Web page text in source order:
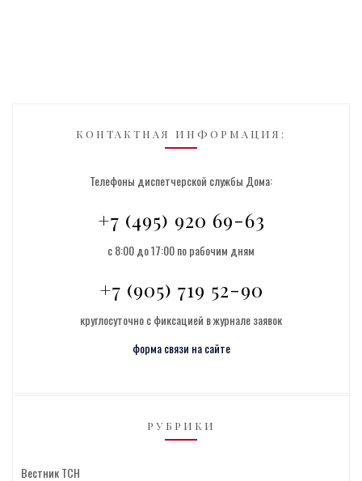
КОНТАКТНАЯ ИНФОРМАЦИЯ:
Телефоны диспетчерской службы Дома:
+7 (495) 920 69-63
с 8:00 до 17:00 по рабочим дням
+7 (905) 719 52-90
круглосуточно с фиксацией в журнале заявок
форма связи на сайте
РУБРИКИ
Вестник ТСН